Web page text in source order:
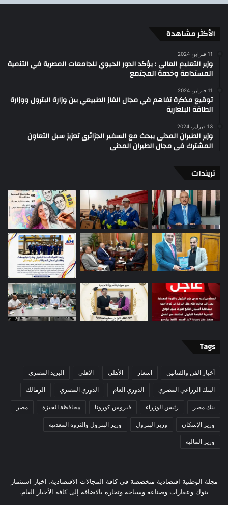
الأكثر مشاهدة
11 فبراير، 2024
وزير التعليم العالي : يؤكد الدور الحيوي للجامعات المصرية في التنمية
المستدامة وخدمة المجتمع
11 فبراير، 2024
توقيع مذكرة تفاهم في مجال الغاز الطبيعي بين وزارة البترول ووزارة
الطاقة البلغارية
13 فبراير، 2024
وزير الطيران المدنى يبحث مع السفير الجزائرى تعزيز سبل التعاون
المشترك فى مجال الطيران المدنى
تريندات
Tags
أخبار الفن والفنانين اسعار الأهلي الاهلي البريد المصري
البنك الزراعي المصري الدوري العام الدوري المصري الزمالك
بنك مصر رئيس الوزراء فيروس كورونا محافظة الجيزة مصر
وزير الإسكان وزير البترول وزير البترول والثروة المعدنية
وزير المالية
مجلة الوطنية اقتصادية متخصصة في كافة المجالات الاقتصادية، اخبار استثمار
بنوك وعقارات وصناعة وسياحة وتجارة بالاضافة إلى كافة الأخبار العام.